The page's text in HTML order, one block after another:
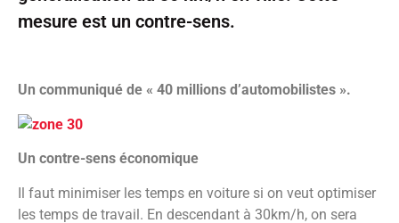
mesure est un contre-sens.
Un communiqué de « 40 millions d’automobilistes ».
Un contre-sens économique
Il faut minimiser les temps en voiture si on veut optimiser
les temps de travail. En descendant à 30km/h, on sera